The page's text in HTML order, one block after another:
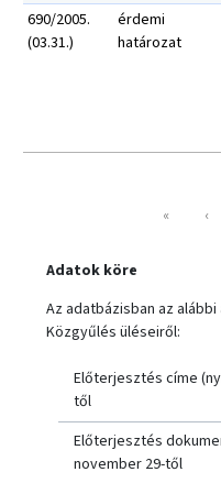
690/2005.
(03.31.)
érdemi
határozat
«
‹
Adatok köre
Az adatbázisban az
Közgyűlés üléseiről:
Előterjesztés címe
től
Előterjesztés
november 29-től